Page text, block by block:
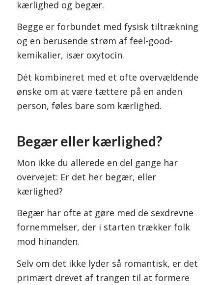
kærlighed og begær.
Begge er forbundet med fysisk tiltrækning
og en berusende strøm af feel-good-
kemikalier, især oxytocin.
Dét kombineret med et ofte overvældende
ønske om at være tættere på en anden
person, føles bare som kærlighed.
Begær eller kærlighed?
Mon ikke du allerede en del gange har
overvejet: Er det her begær, eller
kærlighed?
Begær har ofte at gøre med de sexdrevne
fornemmelser, der i starten trækker folk
mod hinanden.
Selv om det ikke lyder så romantisk, er det
primært drevet af trangen til at formere